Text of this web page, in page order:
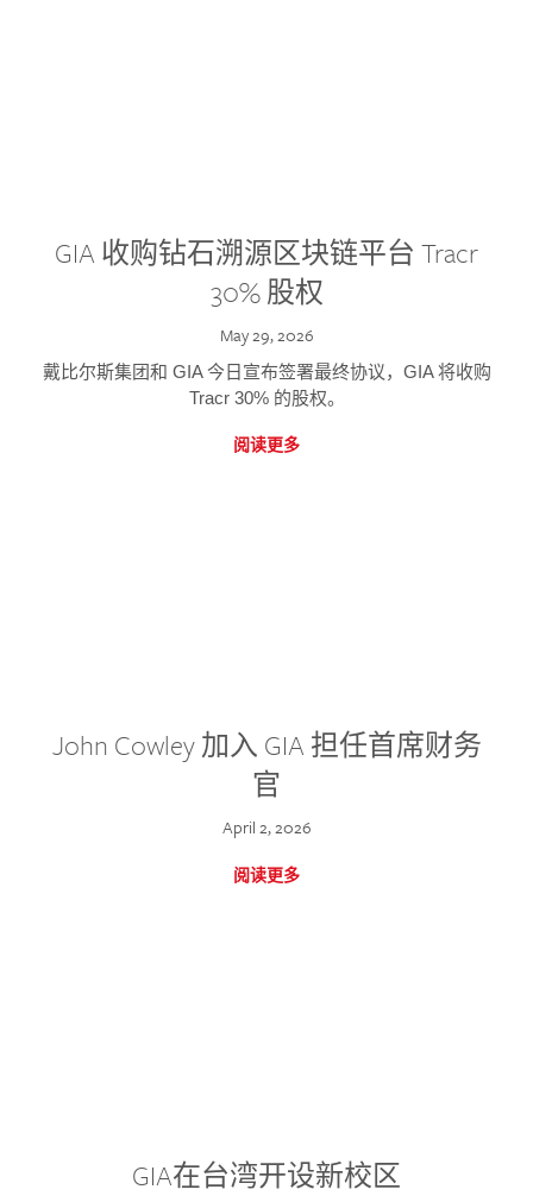
GIA 收购钻石溯源区块链平台 Tracr
30% 股权
May 29, 2026
戴比尔斯集团和 GIA 今日宣布签署最终协议，GIA 将收购
Tracr 30% 的股权。
阅读更多
John Cowley 加入 GIA 担任首席财务
官
April 2, 2026
阅读更多
GIA在台湾开设新校区